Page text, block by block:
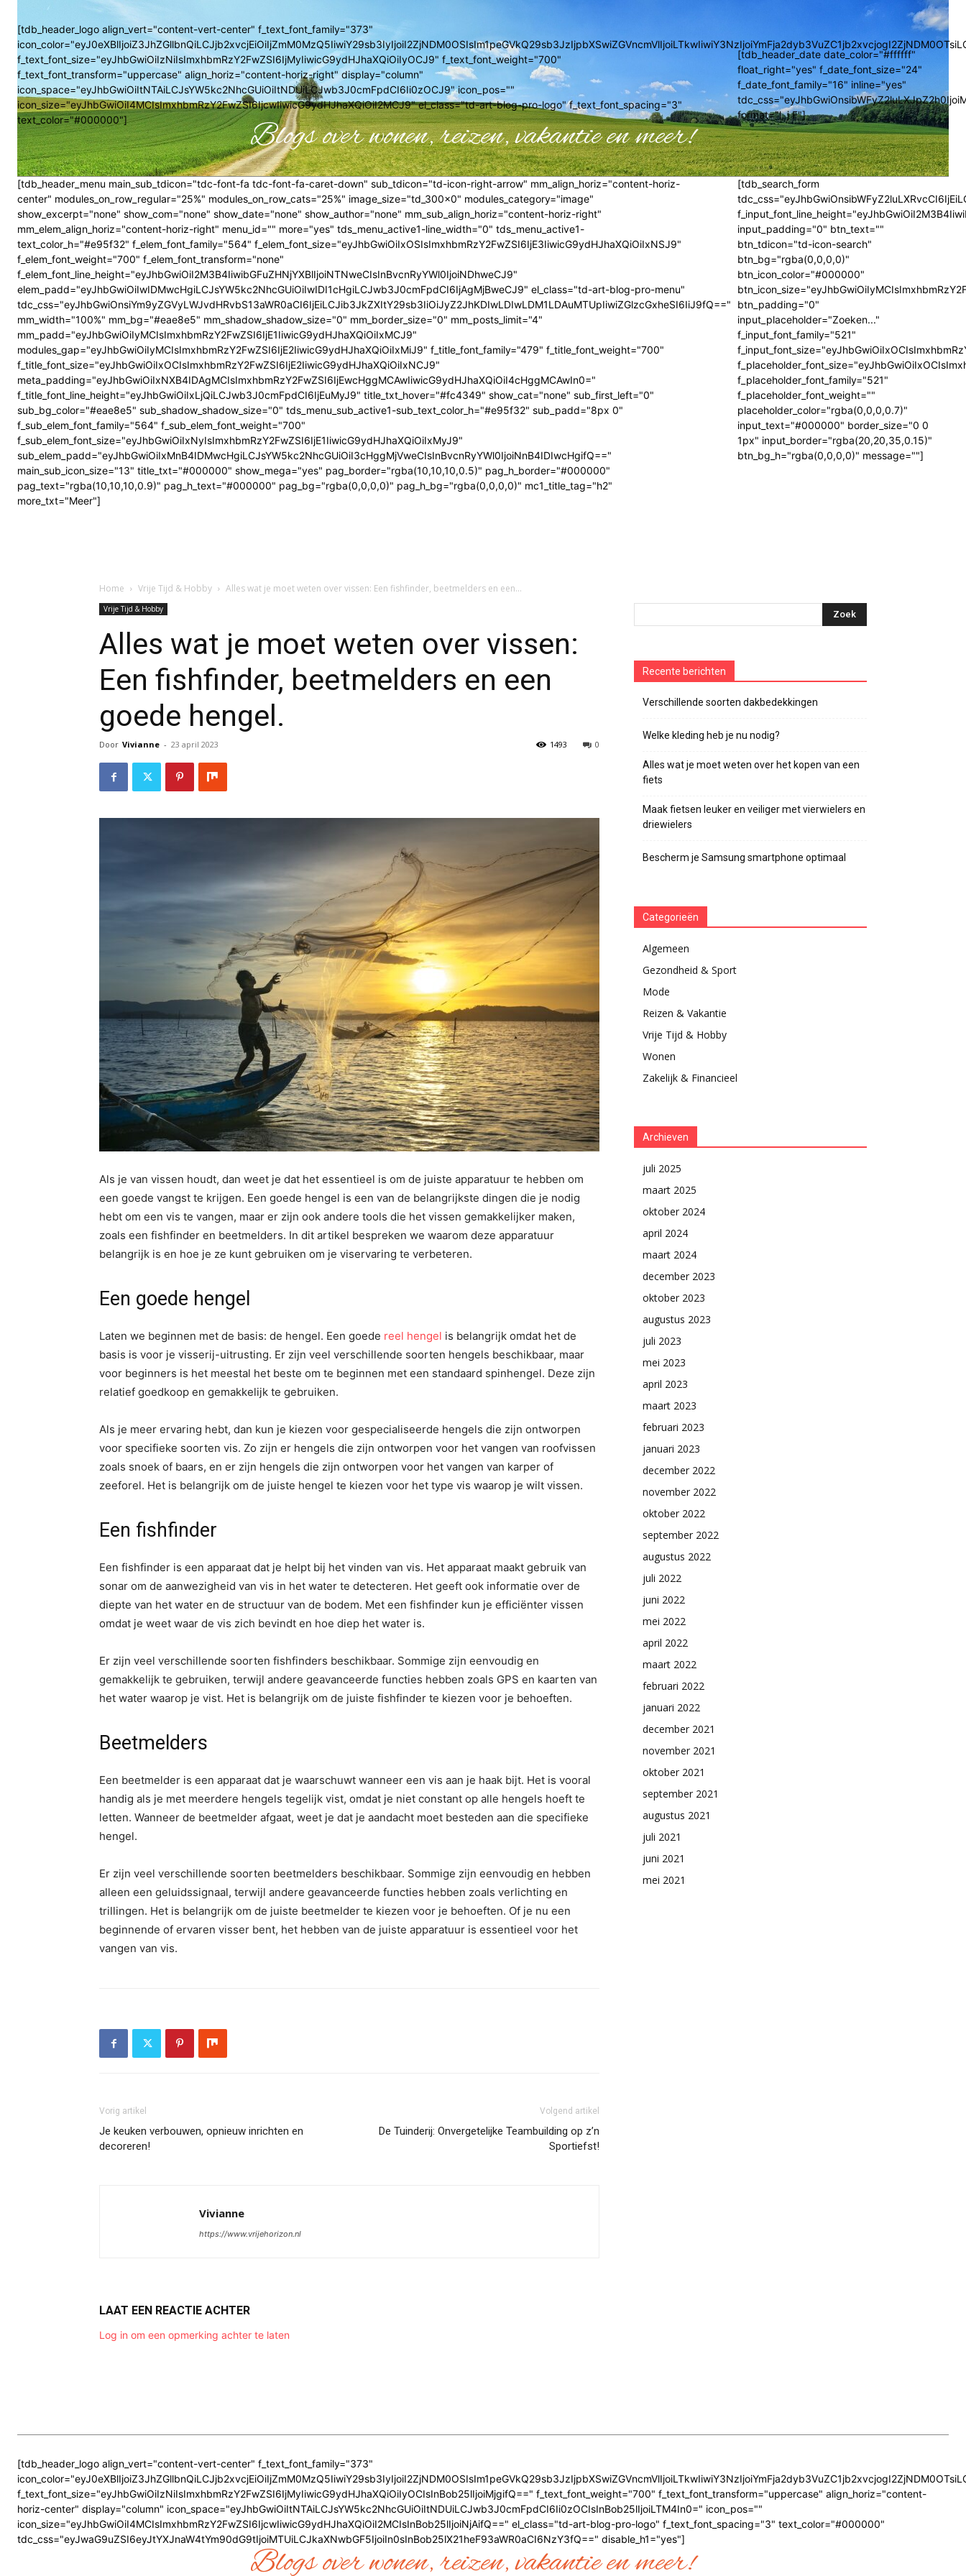
[tdb_header_logo align_vert="content-vert-center" f_text_font_family="373"
f_text_font_size="eyJhbGwiOiIzNiIsImxhbmRzY2FwZSI6IjMyIiwicG9ydHJhaXQiOiIyOCJ9" f_text_font_weight="700"
f_text_font_transform="uppercase" align_horiz="content-horiz-right" display="column"
icon_space="eyJhbGwiOiItNTAiLCJsYW5kc2NhcGUiOiItNDUiLCJwb3J0cmFpdCI6Ii0zOCJ9" icon_pos=""
icon_size="eyJhbGwiOiI4MCIsImxhbmRzY2FwZSI6IjcwIiwicG9ydHJhaXQiOiI2MCJ9" el_class="td-art-blog-pro-logo" f_text_font_spacing="3"
text_color="#000000"]
Blogs over wonen, reizen, vakantie en meer!
[tdb_header_date date_color="#ffffff"
float_right="yes" f_date_font_size="24"
f_date_font_family="16" inline="yes"
format="l, j F"]
[tdb_header_menu main_sub_tdicon="tdc-font-fa tdc-font-fa-caret-down" sub_tdicon="td-icon-right-arrow" mm_align_horiz="content-horiz-
center" modules_on_row_regular="25%" modules_on_row_cats="25%" image_size="td_300x0" modules_category="image"
show_excerpt="none" show_com="none" show_date="none" show_author="none" mm_sub_align_horiz="content-horiz-right"
mm_elem_align_horiz="content-horiz-right" menu_id="" more="yes" tds_menu_active1-line_width="0" tds_menu_active1-
text_color_h="#e95f32" f_elem_font_family="564" f_elem_font_size="eyJhbGwiOiIxOSIsImxhbmRzY2FwZSI6IjE3IiwicG9ydHJhaXQiOiIxNSJ9"
f_elem_font_weight="700" f_elem_font_transform="none"
f_elem_font_line_height="eyJhbGwiOiI2M3B4IiwibGFuZHNjYXBlIjoiNTNweCIsInBvcnRyYWl0IjoiNDhweCJ9"
elem_padd="eyJhbGwiOiIwIDMwcHgiLCJsYW5kc2NhcGUiOiIwIDI1cHgiLCJwb3J0cmFpdCI6IjAgMjBweCJ9" el_class="td-art-blog-pro-menu"
tdc_css="eyJhbGwiOnsiYm9yZGVyLWJvdHRvbS13aWR0aCI6IjEiLCJib3JkZXItY29sb3IiOiJyZ2JhKDIwLDIwLDM1LDAuMTUpIiwiZGlzcGxheSI6IiJ9fQ=="
mm_width="100%" mm_bg="#eae8e5" mm_shadow_shadow_size="0" mm_border_size="0" mm_posts_limit="4"
mm_padd="eyJhbGwiOiIyMCIsImxhbmRzY2FwZSI6IjE1IiwicG9ydHJhaXQiOiIxMCJ9"
modules_gap="eyJhbGwiOiIyMCIsImxhbmRzY2FwZSI6IjE2IiwicG9ydHJhaXQiOiIxMiJ9" f_title_font_family="479" f_title_font_weight="700"
f_title_font_size="eyJhbGwiOiIxOCIsImxhbmRzY2FwZSI6IjE2IiwicG9ydHJhaXQiOiIxNCJ9"
meta_padding="eyJhbGwiOiIxNXB4IDAgMCIsImxhbmRzY2FwZSI6IjEwcHggMCAwIiwicG9ydHJhaXQiOiI4cHggMCAwIn0="
f_title_font_line_height="eyJhbGwiOiIxLjQiLCJwb3J0cmFpdCI6IjEuMyJ9" title_txt_hover="#fc4349" show_cat="none" sub_first_left="0"
sub_bg_color="#eae8e5" sub_shadow_shadow_size="0" tds_menu_sub_active1-sub_text_color_h="#e95f32" sub_padd="8px 0"
f_sub_elem_font_family="564" f_sub_elem_font_weight="700"
f_sub_elem_font_size="eyJhbGwiOiIxNyIsImxhbmRzY2FwZSI6IjE1IiwicG9ydHJhaXQiOiIxMyJ9"
sub_elem_padd="eyJhbGwiOiIxMnB4IDMwcHgiLCJsYW5kc2NhcGUiOiI3cHggMjVweCIsInBvcnRyYWl0IjoiNnB4IDIwcHgifQ=="
main_sub_icon_size="13" title_txt="#000000" show_mega="yes" pag_border="rgba(10,10,10,0.5)" pag_h_border="#000000"
pag_text="rgba(10,10,10,0.9)" pag_h_text="#000000" pag_bg="rgba(0,0,0,0)" pag_h_bg="rgba(0,0,0,0)" mc1_title_tag="h2"
more_txt="Meer"]
[tdb_search_form
input_padding="0" btn_text=""
btn_tdicon="td-icon-search"
btn_bg="rgba(0,0,0,0)"
btn_icon_color="#000000"
btn_padding="0"
input_placeholder="Zoeken..."
f_input_font_family="521"
f_placeholder_font_family="521"
f_placeholder_font_weight=""
placeholder_color="rgba(0,0,0,0.7)"
input_text="#000000" border_size="0 0
1px" input_border="rgba(20,20,35,0.15)"
btn_bg_h="rgba(0,0,0,0)" message=""]
Home Vrije Tijd & Hobby Alles wat je moet weten over vissen: Een fishfinder, beetmelders en een...
Vrije Tijd & Hobby
Alles wat je moet weten over vissen:
Een fishfinder, beetmelders en een
goede hengel.
Door Vivianne - 23 april 2023 0
1493
Als je van vissen houdt, dan weet je dat het essentieel is om de juiste apparatuur te hebben om
een goede vangst te krijgen. Een goede hengel is een van de belangrijkste dingen die je nodig
hebt om een vis te vangen, maar er zijn ook andere tools die het vissen gemakkelijker maken,
zoals een fishfinder en beetmelders. In dit artikel bespreken we waarom deze apparatuur
belangrijk is en hoe je ze kunt gebruiken om je viservaring te verbeteren.
Een goede hengel
Laten we beginnen met de basis: de hengel. Een goede reel hengel is belangrijk omdat het de
basis is voor je visserij-uitrusting. Er zijn veel verschillende soorten hengels beschikbaar, maar
voor beginners is het meestal het beste om te beginnen met een standaard spinhengel. Deze zijn
relatief goedkoop en gemakkelijk te gebruiken.
Als je meer ervaring hebt, dan kun je kiezen voor gespecialiseerde hengels die zijn ontworpen
voor specifieke soorten vis. Zo zijn er hengels die zijn ontworpen voor het vangen van roofvissen
zoals snoek of baars, en er zijn hengels die zijn ontworpen voor het vangen van karper of
zeeforel. Het is belangrijk om de juiste hengel te kiezen voor het type vis waarop je wilt vissen.
Een fishfinder
Een fishfinder is een apparaat dat je helpt bij het vinden van vis. Het apparaat maakt gebruik van
sonar om de aanwezigheid van vis in het water te detecteren. Het geeft ook informatie over de
diepte van het water en de structuur van de bodem. Met een fishfinder kun je efficiënter vissen
omdat je weet waar de vis zich bevindt en hoe diep het water is.
Er zijn veel verschillende soorten fishfinders beschikbaar. Sommige zijn eenvoudig en
gemakkelijk te gebruiken, terwijl andere geavanceerde functies hebben zoals GPS en kaarten van
het water waarop je vist. Het is belangrijk om de juiste fishfinder te kiezen voor je behoeften.
Beetmelders
Een beetmelder is een apparaat dat je waarschuwt wanneer een vis aan je haak bijt. Het is vooral
handig als je met meerdere hengels tegelijk vist, omdat je niet constant op alle hengels hoeft te
letten. Wanneer de beetmelder afgaat, weet je dat je aandacht moet besteden aan die specifieke
hengel.
Er zijn veel verschillende soorten beetmelders beschikbaar. Sommige zijn eenvoudig en hebben
alleen een geluidssignaal, terwijl andere geavanceerde functies hebben zoals verlichting en
trillingen. Het is belangrijk om de juiste beetmelder te kiezen voor je behoeften. Of je nu een
beginnende of ervaren visser bent, het hebben van de juiste apparatuur is essentieel voor het
vangen van vis.
Vorig artikel
Je keuken verbouwen, opnieuw inrichten en
decoreren!
Volgend artikel
De Tuinderij: Onvergetelijke Teambuilding op z’n
Sportiefst!
Vivianne
https://www.vrijehorizon.nl
LAAT EEN REACTIE ACHTER
Log in om een opmerking achter te laten
Recente berichten
Verschillende soorten dakbedekkingen
Welke kleding heb je nu nodig?
Alles wat je moet weten over het kopen van een
fiets
Maak fietsen leuker en veiliger met vierwielers en
driewielers
Bescherm je Samsung smartphone optimaal
Categorieën
Algemeen
Gezondheid & Sport
Mode
Reizen & Vakantie
Vrije Tijd & Hobby
Wonen
Zakelijk & Financieel
Archieven
juli 2025
maart 2025
oktober 2024
april 2024
maart 2024
december 2023
oktober 2023
augustus 2023
juli 2023
mei 2023
april 2023
maart 2023
februari 2023
januari 2023
december 2022
november 2022
oktober 2022
september 2022
augustus 2022
juli 2022
juni 2022
mei 2022
april 2022
maart 2022
februari 2022
januari 2022
december 2021
november 2021
oktober 2021
september 2021
augustus 2021
juli 2021
juni 2021
mei 2021
[tdb_header_logo align_vert="content-vert-center" f_text_font_family="373"
f_text_font_size="eyJhbGwiOiIzNiIsImxhbmRzY2FwZSI6IjMyIiwicG9ydHJhaXQiOiIyOCIsInBob25lIjoiMjgifQ==" f_text_font_weight="700" f_text_font_transform="uppercase" align_horiz="content-
horiz-center" display="column" icon_space="eyJhbGwiOiItNTAiLCJsYW5kc2NhcGUiOiItNDUiLCJwb3J0cmFpdCI6Ii0zOCIsInBob25lIjoiLTM4In0=" icon_pos=""
icon_size="eyJhbGwiOiI4MCIsImxhbmRzY2FwZSI6IjcwIiwicG9ydHJhaXQiOiI2MCIsInBob25lIjoiNjAifQ==" el_class="td-art-blog-pro-logo" f_text_font_spacing="3" text_color="#000000"
tdc_css="eyJwaG9uZSI6eyJtYXJnaW4tYm90dG9tIjoiMTUiLCJkaXNwbGF5IjoiIn0sInBob25lX21heF93aWR0aCI6NzY3fQ==" disable_h1="yes"]
Blogs over wonen, reizen, vakantie en meer!